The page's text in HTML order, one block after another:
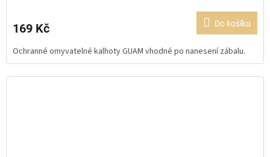
je
z
5
hvězdiček.
169 Kč Do košíku
Ochranné omyvatelné kalhoty GUAM vhodné po nanesení zábalu.